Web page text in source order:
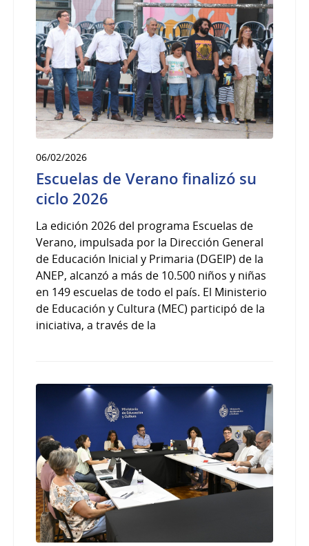
06/02/2026
Escuelas de Verano finalizó su
ciclo 2026
La edición 2026 del programa Escuelas de
Verano, impulsada por la Dirección General
de Educación Inicial y Primaria (DGEIP) de la
ANEP, alcanzó a más de 10.500 niños y niñas
en 149 escuelas de todo el país. El Ministerio
de Educación y Cultura (MEC) participó de la
iniciativa, a través de la